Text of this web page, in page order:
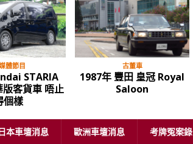
體節目
STARIA
版客貨車 唔止
個樣
古董車
1987年 豐田 皇冠 Royal
Saloon
本車壇消息 歐洲車壇消息 考牌冤案錄